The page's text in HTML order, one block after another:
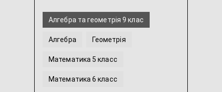
Алгебра та геометрія 9 клас
Алгебра Геометрія
Математика 5 класс
Математика 6 класс